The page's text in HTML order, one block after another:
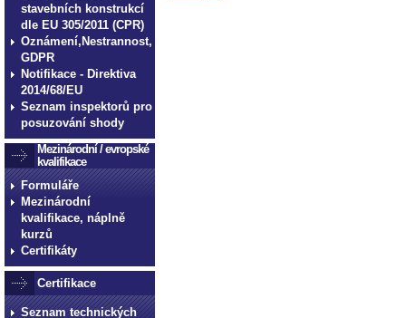
stavebních konstrukcí
dle EU 305/2011 (CPR)
Oznámení,Nestrannost,
GDPR
Notifikace - Direktiva
2014/68/EU
Seznam inspektorů pro
posuzování shody
Mezinárodní / evropské
kvalifikace
Formuláře
Mezinárodní
kvalifikace, náplně
kurzů
Certifikáty
Certifikace
Seznam technických